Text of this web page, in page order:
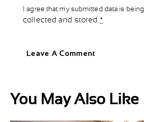
I agree that my submitted data is being
collected and stored .*
You May Also Like